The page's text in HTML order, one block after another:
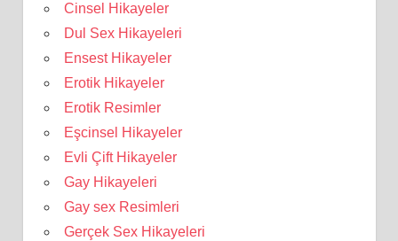
Cinsel Hikayeler
Dul Sex Hikayeleri
Ensest Hikayeler
Erotik Hikayeler
Erotik Resimler
Eşcinsel Hikayeler
Evli Çift Hikayeler
Gay Hikayeleri
Gay sex Resimleri
Gerçek Sex Hikayeleri